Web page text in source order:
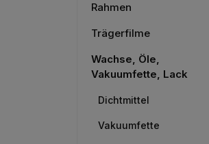
Rahmen
Trägerfilme
Wachse, Öle,
Vakuumfette, Lack
Dichtmittel
Vakuumfette